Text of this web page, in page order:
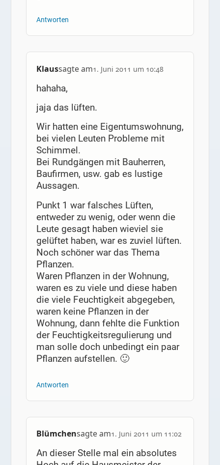
Antworten
Klaussagte am1. Juni 2011 um 10:48
hahaha,
jaja das lüften.
Wir hatten eine Eigentumswohnung,
bei vielen Leuten Probleme mit
Schimmel.
Bei Rundgängen mit Bauherren,
Baufirmen, usw. gab es lustige
Aussagen.
Punkt 1 war falsches Lüften,
entweder zu wenig, oder wenn die
Leute gesagt haben wieviel sie
gelüftet haben, war es zuviel lüften.
Noch schöner war das Thema
Pflanzen.
Waren Pflanzen in der Wohnung,
waren es zu viele und diese haben
die viele Feuchtigkeit abgegeben,
waren keine Pflanzen in der
Wohnung, dann fehlte die Funktion
der Feuchtigkeitsregulierung und
man solle doch unbedingt ein paar
Pflanzen aufstellen. 🙂
Antworten
Blümchensagte am1. Juni 2011 um 11:02
An dieser Stelle mal ein absolutes